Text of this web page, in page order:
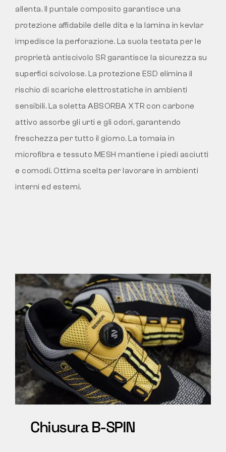
allenta. Il puntale composito garantisce una
protezione affidabile delle dita e la lamina in kevlar
impedisce la perforazione. La suola testata per le
proprietà antiscivolo SR garantisce la sicurezza su
superfici scivolose. La protezione ESD elimina il
rischio di scariche elettrostatiche in ambienti
sensibili. La soletta ABSORBA XTR con carbone
attivo assorbe gli urti e gli odori, garantendo
freschezza per tutto il giorno. La tomaia in
microfibra e tessuto MESH mantiene i piedi asciutti
e comodi. Ottima scelta per lavorare in ambienti
interni ed esterni.
Chiusura B-SPIN